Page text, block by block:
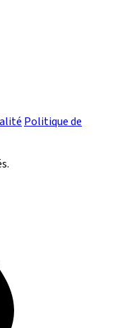
Politique de